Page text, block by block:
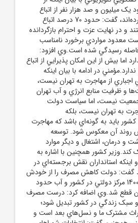
يک ميليون و صد هزار نفر از اتباع
غيرمجاز کشور را ترک کرده‌اند، گفت: حدود 70 درصد اتباع
و در نهايت عزت و احترام بازگردانده
معدود مواردي برخورد نامناسب
رسيدگي شده است.وي افزود:
اما بيش از اين امکان پذيرايي از اتباع
در ادامه با بيان اينکه
از مهاجرت به تهران نيست،
و ظرفيت منابع انرژي و آب تهران
نيست، اما سياست دولت
به تهران نيست، بلکه
بايد به گونه‌اي باشد که مهاجرت
روند آن معکوس شود. توسعه
و درمان، اشتغال و ديگر موارد
کند.وزير کشور همچنين با اشاره به
اينکه استانداران نقش برجسته‌اي در
گفت: دولت کاهش مصرف را از خودش
آغاز کرد؛ برق بيش از 14000 مرکز دولتي در کشور و آب حدود
تهران قطع شد.وي اضافه کرد: درست مصرف
و سبک زندگي در کشور تبديل شود؛
مشترک ما و نسل‌هاي بعد است و